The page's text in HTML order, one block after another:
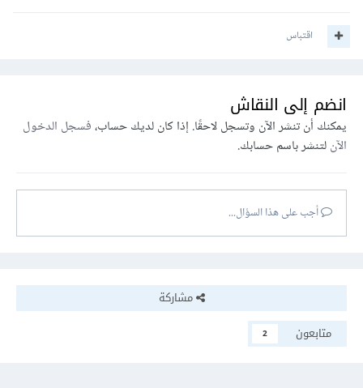
اقتباس
انضم إلى النقاش
يمكنك أن تنشر الآن وتسجل لاحقًا. إذا كان لديك حساب،فسجل الدخول
الآنلتنشر باسم حسابك.
أجب على هذا السؤال...
مشاركة
متابعون
2